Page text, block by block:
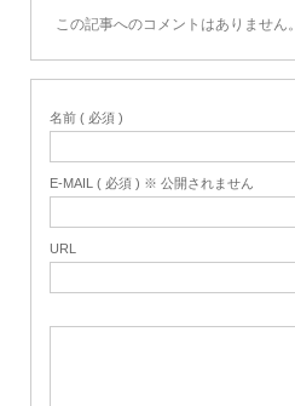
この記事へのコメントはありません。
名前 ( 必須 )
E-MAIL ( 必須 ) ※ 公開されません
URL